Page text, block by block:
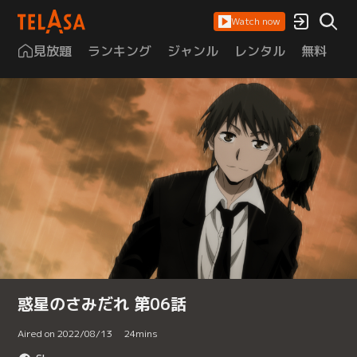
Watch now
見放題 ランキング ジャンル レンタル 無料
惑星のさみだれ 第06話
Aired on 2022/08/13 24mins